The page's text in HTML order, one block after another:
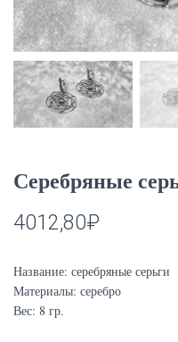
Серебряные
4012,80₽
Название: серебряные серьги
Материалы: серебро
Вес: 8 гр.